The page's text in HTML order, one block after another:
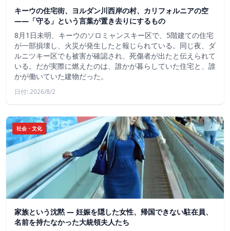
キーウの住宅街、ヨルダン川西岸の村、カリフォルニアの空
——「守る」という言葉が置き去りにするもの
8月1日未明、キーウのソロミャンスキー区で、5階建ての住宅
が一部損壊し、火災が発生したと報じられている。同じ夜、ダ
ルニツキー区でも被害が確認され、死傷者が出たと伝えられて
いる。だが実際に燃えたのは、誰かが暮らしていた住宅と、誰
かが働いていた建物だった。
日付: 2026/8/2
社会・文化
家族という沈黙 ― 妊娠を隠した女性、帰国できない駐在員、
名前を持たなかった大統領夫人たち